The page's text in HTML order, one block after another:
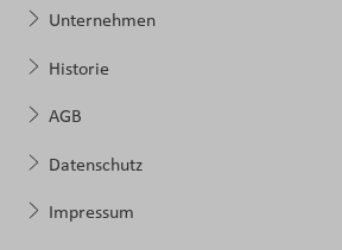
Unternehmen
Historie
AGB
Datenschutz
Impressum